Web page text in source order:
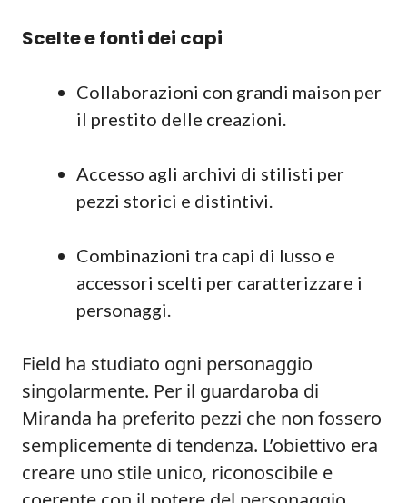
Scelte e fonti dei capi
Collaborazioni con grandi maison per
il prestito delle creazioni.
Accesso agli archivi di stilisti per
pezzi storici e distintivi.
Combinazioni tra capi di lusso e
accessori scelti per caratterizzare i
personaggi.
Field ha studiato ogni personaggio
singolarmente. Per il guardaroba di
Miranda ha preferito pezzi che non fossero
semplicemente di tendenza. L’obiettivo era
creare uno stile unico, riconoscibile e